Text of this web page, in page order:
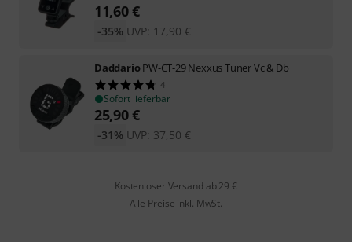
11,60€
UVP: 17,90 €
-35%
DaddarioPW-CT-29 Nexxus Tuner Vc & Db
4
Sofort lieferbar
25,90€
UVP: 37,50 €
-31%
Kostenloser Versand ab 29 €
Alle Preise inkl. MwSt.